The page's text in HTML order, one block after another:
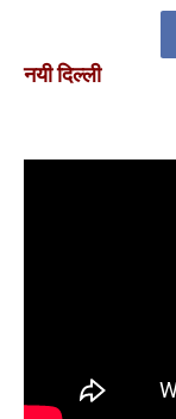
नयी दिल्ली